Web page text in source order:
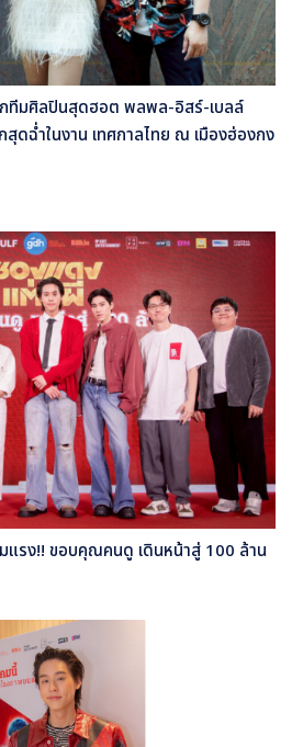
ทีมศิลปินสุดฮอต พลพล-อิสร์-เบลล์
ดฉ่ำในงาน เทศกาลไทย ณ เมืองฮ่องกง
แรง!! ขอบคุณคนดู เดินหน้าสู่ 100 ล้าน